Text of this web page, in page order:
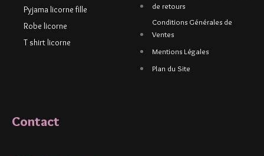
Pyjama licorne fille
Robe licorne
T shirt licorne
de retours
Conditions Générales de
Ventes
Mentions Légales
Plan du Site
Contact